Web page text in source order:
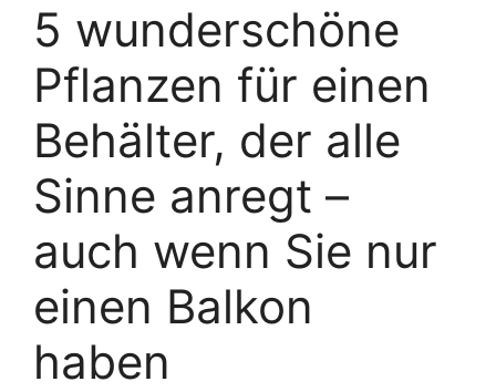
5 wunderschöne
Pflanzen für einen
Behälter, der alle
Sinne anregt –
auch wenn Sie nur
einen Balkon
haben